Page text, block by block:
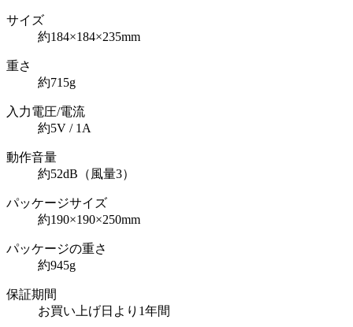
サイズ
約184×184×235mm
重さ
約715g
入力電圧/電流
約5V / 1A
動作音量
約52dB（風量3）
パッケージサイズ
約190×190×250mm
パッケージの重さ
約945g
保証期間
お買い上げ日より1年間